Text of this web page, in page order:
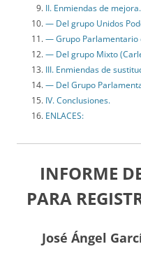
II. Enmiendas de mejora.
— Del grupo Unidos
— Grupo Parlamentario
— Del grupo Mixto
III. Enmiendas de
— Del Grupo
IV. Conclusiones.
ENLACES:
INFORME
PARA
José Ángel